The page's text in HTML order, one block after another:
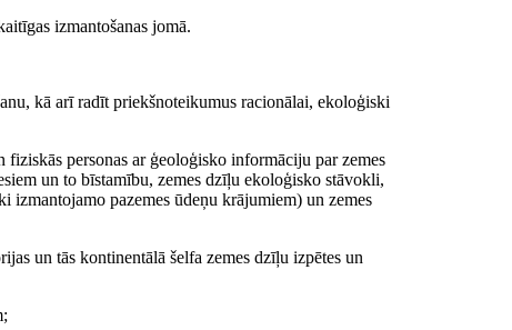
izmantošanas jomā.
kā arī radīt priekšnoteikumus racionālai, ekoloģiski
personas ar ģeoloģisko informāciju par zemes
un to bīstamību, zemes dzīļu ekoloģisko stāvokli,
pazemes ūdeņu krājumiem) un zemes
un tās kontinentālā šelfa zemes dzīļu izpētes un